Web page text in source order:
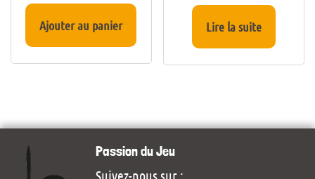
Ajouter au panier Lire la suite
Passion du Jeu
Suivez-nous sur :